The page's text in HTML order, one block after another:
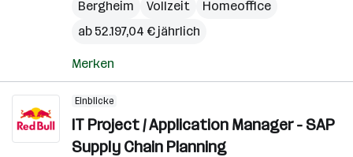
Bergheim
Vollzeit
Homeoffice
ab 52.197,04 € jährlich
Merken
Einblicke
IT Project / Application Manager - SAP
Supply Chain Planning